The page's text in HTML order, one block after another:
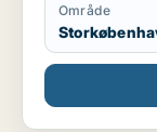
Område